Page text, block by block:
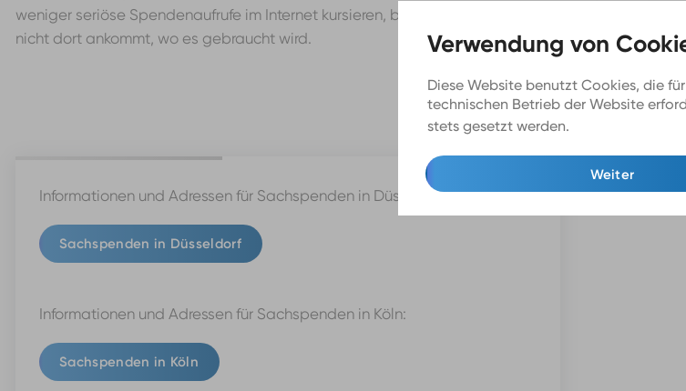
Diese Website benutzt Cookies, die
technischen Betrieb der Website
stets gesetzt werden.
Weiter
weniger seriöse Spendenaufrufe im Internet kursieren, bei denen das Geld
nicht dort ankommt, wo es gebraucht wird.
werden.
Informationen und Adressen für Sachspenden in Düsseldorf:
Sachspenden in Düsseldorf
Informationen und Adressen für Sachspenden in Köln:
Sachspenden in Köln